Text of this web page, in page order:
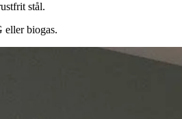
stål.
eller biogas.